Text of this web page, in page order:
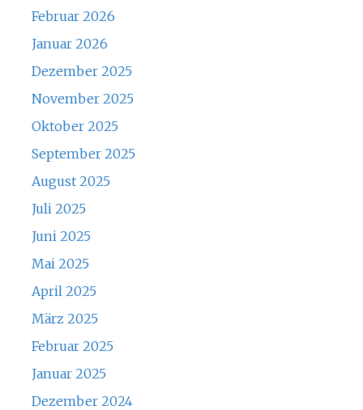
Februar 2026
Januar 2026
Dezember 2025
November 2025
Oktober 2025
September 2025
August 2025
Juli 2025
Juni 2025
Mai 2025
April 2025
März 2025
Februar 2025
Januar 2025
Dezember 2024